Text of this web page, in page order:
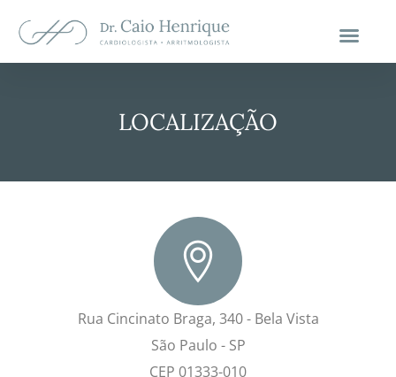
LOCALIZAÇÃO
Rua Cincinato Braga, 340 - Bela Vista
São Paulo - SP
CEP 01333-010